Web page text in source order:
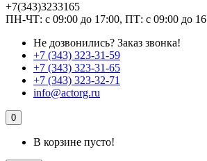
+7(343)3233165
ПН-ЧТ: с 09:00 до 17:00, ПТ: с 09:00 до
Не дозвонились? Заказ звонка!
+7 (343) 323-31-59
+7 (343) 323-31-65
+7 (343) 323-32-71
info@actorg.ru
0
В корзине пусто!